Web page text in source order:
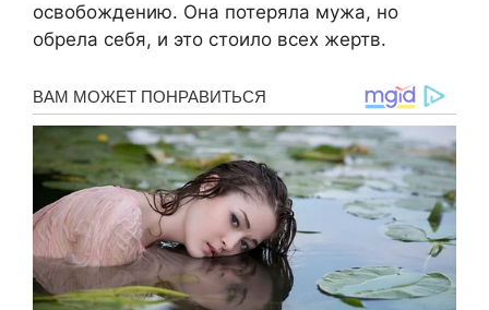
освобождению. Она потеряла мужа, но
обрела себя, и это стоило всех жертв.